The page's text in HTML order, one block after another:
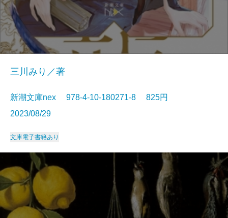
三川みり／著
新潮文庫nex 978-4-10-180271-8 825円
2023/08/29
文庫電子書籍あり